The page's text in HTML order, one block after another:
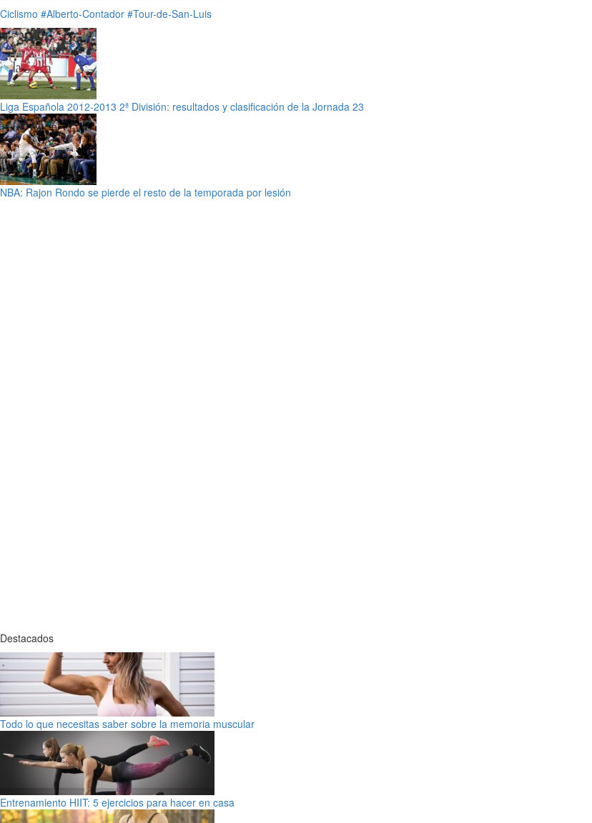
Ciclismo #Alberto-Contador #Tour-de-San-Luis
Liga Española 2012-2013 2ª División: resultados y clasificación de la Jornada 23
NBA: Rajon Rondo se pierde el resto de la temporada por lesión
Destacados
Todo lo que necesitas saber sobre la memoria muscular
Entrenamiento HIIT: 5 ejercicios para hacer en casa